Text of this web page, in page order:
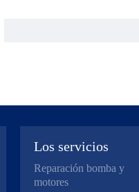
Los servicios
Reparación bomba y
motores